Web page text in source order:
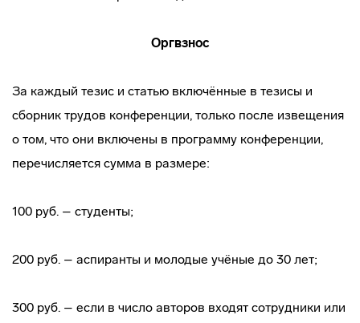
Оргвзнос
За каждый тезис и статью включённые в тезисы и
сборник трудов конференции, только после извещения
о том, что они включены в программу конференции,
перечисляется сумма в размере:
100 руб. – студенты;
200 руб. – аспиранты и молодые учёные до 30 лет;
300 руб. – если в число авторов входят сотрудники или